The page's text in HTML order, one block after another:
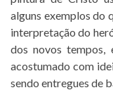
alguns exemplos do
interpretação do
dos novos tempos,
acostumado com
sendo entregues de